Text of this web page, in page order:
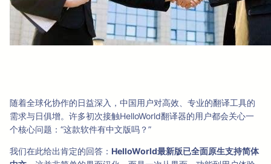
随着全球化协作的日益深入，中国用户对高效、专业的翻译工具的
需求与日俱增。许多初次接触HelloWorld翻译器的用户都会关心一
个核心问题：“这款软件有中文版吗？”
我们在此给出肯定的回答： HelloWorld最新版已全面原生支持简体